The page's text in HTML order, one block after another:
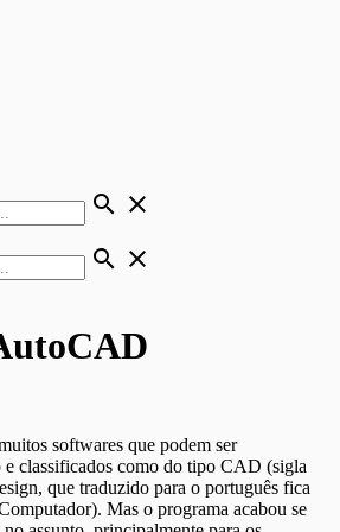
search close
search close
softwares que podem ser
e classificados como do tipo CAD (sigla
que traduzido para o português fica
Mas o programa acabou se